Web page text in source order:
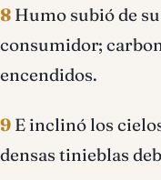
8 Humo subió de
consumidor;
encendidos.
9 E inclinó los
densas tinieblas